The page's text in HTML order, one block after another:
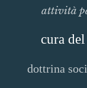
attività
cura
dottrina